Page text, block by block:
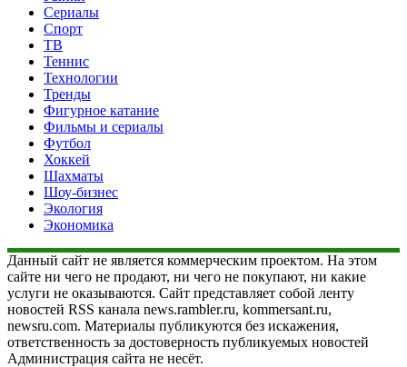
Сериалы
Спорт
ТВ
Теннис
Технологии
Тренды
Фигурное катание
Фильмы и сериалы
Футбол
Хоккей
Шахматы
Шоу-бизнес
Экология
Экономика
Данный сайт не является коммерческим проектом. На этом
сайте ни чего не продают, ни чего не покупают, ни какие
услуги не оказываются. Сайт представляет собой ленту
новостей RSS канала news.rambler.ru, kommersant.ru,
newsru.com. Материалы публикуются без искажения,
ответственность за достоверность публикуемых новостей
Администрация сайта не несёт.